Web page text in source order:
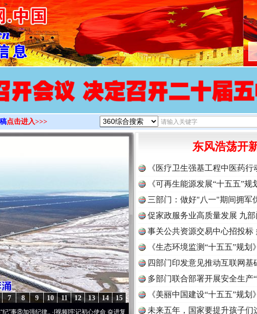
>
点击进入>>>
15
14
13
12
11
10
9
8
7
强纪律..·[视频]牢记初心使命 奋进复兴征程丨“转折之城”激荡..·[视频] 牢记初心使命 奋进复兴
东风浩荡开
《医疗卫生强基工程中医药
《可再生能源发展“十五五”规
三部门：做好"八一"期间拥军
促家政服务业高质量发展 九
事关公共资源交易中心招投标
《生态环境监测“十五五”规
读
四部门印发意见推动互联网基
多部门联合部署开展安全生产
《美丽中国建设“十五五”规划
未来五年，国家要提升孩子们
一纸欠条伤亲情 巡回调解促和解.. 行业协会接
法徽映军营 权益有保障 让核能赋能